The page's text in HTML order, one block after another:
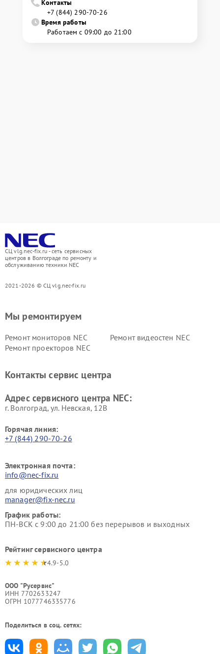
Контакты
+7 (844) 290-70-26
Время работы
Работаем с 09:00 до 21:00
СЦ vlg.nec-fix.ru - сеть сервисных
центров в Волгограде по ремонту и
обслуживанию техники NEC
2021-2026 © СЦ vlg.nec-fix.ru
Мы ремонтируем
Ремонт мониторов NEC
Ремонт видеостен NEC
Ремонт проекторов NEC
Контакты сервис центра
Адрес сервисного центра NEC:
г. Волгоград, ул. Невская, 12В
Горячая линия:
+7 (844) 290-70-26
Электронная почта:
info@nec-fix.ru
для юридических лиц
manager@fix-nec.ru
График работы:
ПН-ВСК с 9:00 до 21:00 без перерывов и выходных
Рейтинг сервисного центра
4.9-5.0
ООО "Русервис"
ИНН 7702633247
ОГРН 1077746335776
Поделиться в соц. сетях: